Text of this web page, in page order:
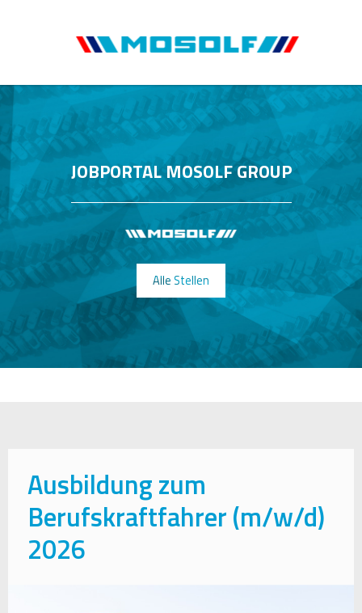
JOBPORTAL MOSOLF GROUP
Alle Stellen
Ausbildung zum
Berufskraftfahrer (m/w/d)
2026